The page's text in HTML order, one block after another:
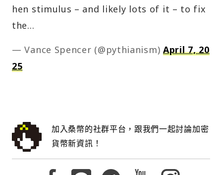
hen stimulus – and likely lots of it – to fix
the…
— Vance Spencer (@pythianism) April 7, 20
25
加入桑幣的社群平台，跟我們一起討論加密
貨幣新資訊！